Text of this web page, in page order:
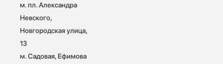
м. пл. Александра
Невского,
Новгородская улица,
13
м. Садовая, Ефимова